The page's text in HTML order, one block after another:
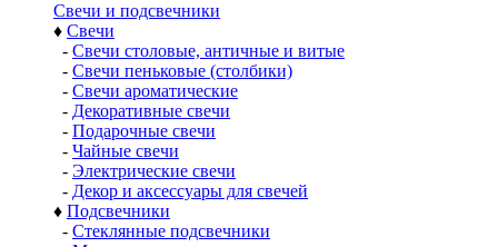
Свечи и подсвечники
♦ Свечи
- Свечи столовые, античные и витые
- Свечи пеньковые (столбики)
- Свечи ароматические
- Декоративные свечи
- Подарочные свечи
- Чайные свечи
- Электрические свечи
- Декор и аксессуары для свечей
♦ Подсвечники
- Стеклянные подсвечники